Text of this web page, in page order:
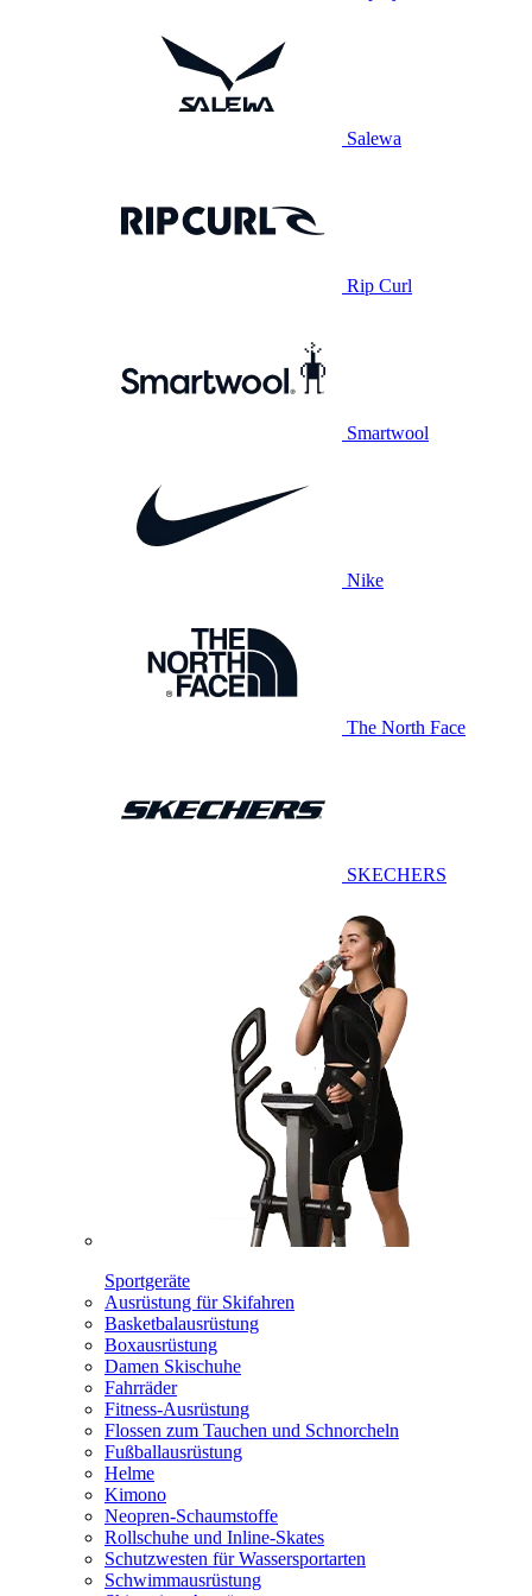
Salewa
Rip Curl
Smartwool
Nike
The North Face
SKECHERS
Sportgeräte
Ausrüstung für Skifahren
Basketbalausrüstung
Boxausrüstung
Damen Skischuhe
Fahrräder
Fitness-Ausrüstung
Flossen zum Tauchen und Schnorcheln
Fußballausrüstung
Helme
Kimono
Neopren-Schaumstoffe
Rollschuhe und Inline-Skates
Schutzwesten für Wassersportarten
Schwimmausrüstung